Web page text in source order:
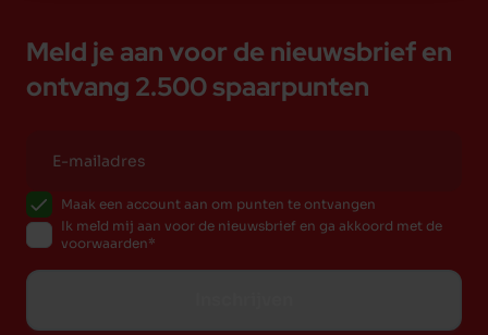
Meld je aan voor de nieuwsbrief en
ontvang 2.500 spaarpunten
Maak een account aan om punten te ontvangen
Ik meld mij aan voor de nieuwsbrief en ga akkoord met de
voorwaarden